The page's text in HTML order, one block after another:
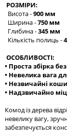
РОЗМІРИ:
Висота -900 мм
Ширина -750 мм
Глибина -345 мм
Кількість полиць -4
ОСОБЛИВОСТІ:
• Проста збірка
• Невелика вага
• Незвичайні
• Надзвичайно
Комод із дерева
невелику вагу,
забезпечується